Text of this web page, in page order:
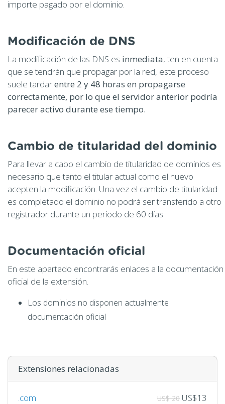
importe pagado por el dominio.
Modificación de DNS
La modificación de las DNS es inmediata, ten en cuenta
que se tendrán que propagar por la red, este proceso
suele tardarentre 2 y 48 horas en propagarse
correctamente, por lo que el servidor anterior podría
parecer activo durante ese tiempo.
Cambio de titularidad del dominio
Para llevar a cabo el cambio de titularidad de dominios es
necesario que tanto el titular actual como el nuevo
acepten la modificación. Una vez el cambio de titularidad
es completado el dominio no podrá ser transferido a otro
registrador durante un periodo de 60 días.
Documentación oficial
En este apartado encontrarás enlaces a la documentación
oficial de la extensión.
Los dominios no disponen actualmente
documentación oficial
Extensiones relacionadas
.com US$ 20 US$13